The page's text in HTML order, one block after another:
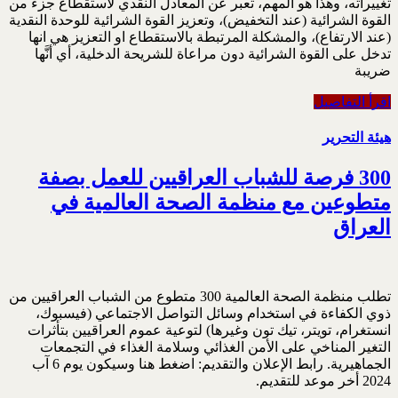
تغييراته، وهذا هو المهم، تعبر عن المعادل النقدي لاستقطاع جزء من
القوة الشرائية (عند التخفيض)، وتعزيز القوة الشرائية للوحدة النقدية
(عند الارتفاع)، والمشكلة المرتبطة بالاستقطاع او التعزيز هي انها
تدخل على القوة الشرائية دون مراعاة للشريحة الدخلية، أي أنَّها
ضريبة
اقرأ التفاصيل
هيئة التحرير
300 فرصة للشباب العراقيين للعمل بصفة
متطوعين مع منظمة الصحة العالمية في
العراق
تطلب منظمة الصحة العالمية 300 متطوع من الشباب العراقيين من
ذوي الكفاءة في استخدام وسائل التواصل الاجتماعي (فيسبوك،
انستغرام، تويتر، تيك تون وغيرها) لتوعية عموم العراقيين بتأثرات
التغير المناخي على الأمن الغذائي وسلامة الغذاء في التجمعات
الجماهيرية. رابط الإعلان والتقديم: اضغط هنا وسيكون يوم 6 آب
2024 أخر موعد للتقديم.